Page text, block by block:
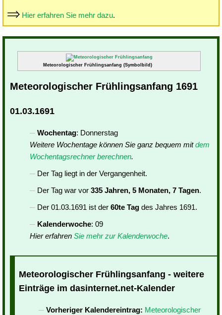
Hier erfahren Sie mehr dazu.
Meteorologischer Frühlingsanfang (Symbolbild)
Meteorologischer Frühlingsanfang 1691
01.03.1691
Wochentag: Donnerstag
Weitere Wochentage können Sie ganz bequem mitdem
Wochentagsrechner berechnen.
Der Tag liegt in der Vergangenheit.
Der Tag war vor 335 Jahren, 5 Monaten, 7 Tagen.
Der 01.03.1691 ist der 60te Tag des Jahres 1691.
Kalenderwoche: 09
Hier erfahren Sie mehr zur Kalenderwoche.
Meteorologischer Frühlingsanfang - weitere
Einträge im dasinternet.net-Kalender
Vorheriger Kalendereintrag: Meteorologischer